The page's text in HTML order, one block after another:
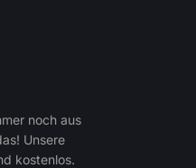
noch aus
Unsere
kostenlos.